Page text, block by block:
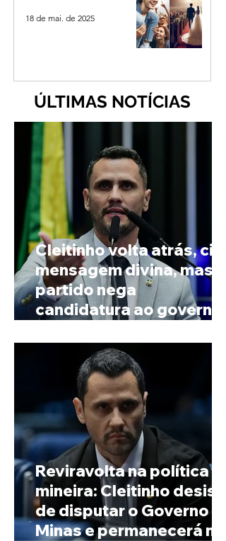
18 de mai. de 2025
ÚLTIMAS NOTÍCIAS
Cleitinho volta atrás, cita
mensagem divina, mas
partido nega
candidatura ao governo
Reviravolta na política
mineira: Cleitinho desiste
de disputar o Governo de
Minas e permanecerá no